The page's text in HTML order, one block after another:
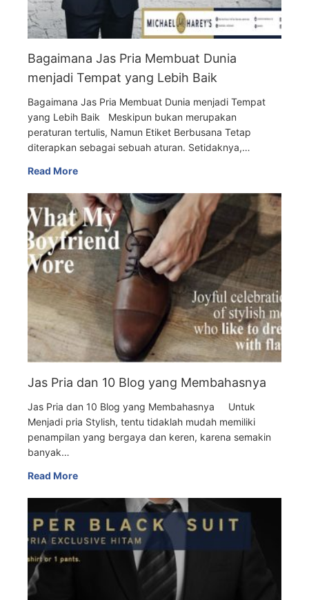
Bagaimana Jas Pria Membuat Dunia
menjadi Tempat yang Lebih Baik
Bagaimana Jas Pria Membuat Dunia menjadi Tempat
yang Lebih Baik Meskipun bukan merupakan
peraturan tertulis, Namun Etiket Berbusana Tetap
diterapkan sebagai sebuah aturan. Setidaknya,…
Read More
Jas Pria dan 10 Blog yang Membahasnya
Jas Pria dan 10 Blog yang Membahasnya Untuk
Menjadi pria Stylish, tentu tidaklah mudah memiliki
penampilan yang bergaya dan keren, karena semakin
banyak…
Read More